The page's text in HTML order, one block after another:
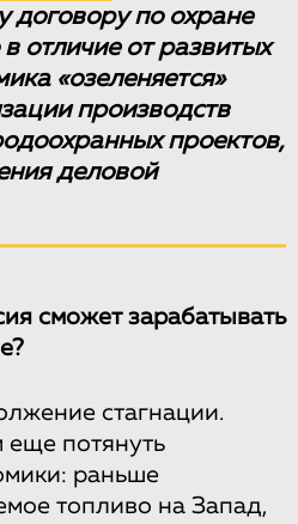
по охране
отличие от развитых
«озеленяется»
производств
проектов,
деловой
сможет зарабатывать
стагнации.
потянуть
раньше
топливо на Запад,